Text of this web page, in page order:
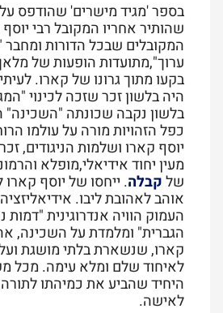
בספר 'מגיד מישרים' שהודפס
שהותיר אחריו המקובל רבי
המקובלים שבכל הדורות ומחבר
ערוך",מתועדות הופעות של
בקעו מתוך גרונו של קארו.
היה בלשון זכר שזכה לכינוי
בלשון נקבה שכונתה "השכינה"
כפל הזהויות מורה על עולמו
יוסף קארו ושלמות הניגודים,
מעין יחוד אידיאלי,מופלא
שלקבלה. ייחסו של יוסף
אוהב לאהובת ליבו.
העמוק הוויה אנדרוגינית "דמות
הגברית" ומלמדת על השכינה,
קארו, שנשארת בלתי מושגת ועל
לאיחוד שלם ומלא עימה. מכל
היחיד שהביע את כמיהתו
לאישה.